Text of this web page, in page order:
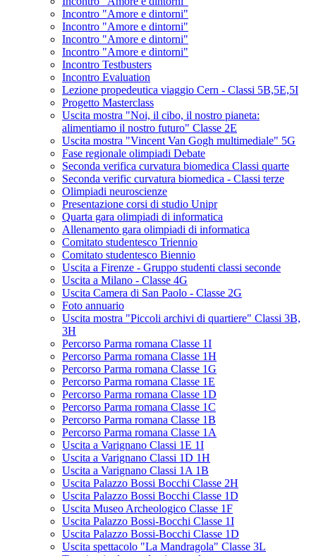
Incontro "Amore e dintorni"
Incontro "Amore e dintorni"
Incontro "Amore e dintorni"
Incontro "Amore e dintorni"
Incontro Testbusters
Incontro Evaluation
Lezione propedeutica viaggio Cern - Classi 5B,5E,5I
Progetto Masterclass
Uscita mostra "Noi, il cibo, il nostro pianeta:
alimentiamo il nostro futuro" Classe 2E
Uscita mostra "Vincent Van Gogh multimediale" 5G
Fase regionale olimpiadi Debate
Seconda verifica curvatura biomedica Classi quarte
Seconda verific curvatura biomedica - Classi terze
Olimpiadi neuroscienze
Presentazione corsi di studio Unipr
Quarta gara olimpiadi di informatica
Allenamento gara olimpiadi di informatica
Comitato studentesco Triennio
Comitato studentesco Biennio
Uscita a Firenze - Gruppo studenti classi seconde
Uscita a Milano - Classe 4G
Uscita Camera di San Paolo - Classe 2G
Foto annuario
Uscita mostra "Piccoli archivi di quartiere" Classi 3B,
3H
Percorso Parma romana Classe 1I
Percorso Parma romana Classe 1H
Percorso Parma romana Classe 1G
Percorso Parma romana Classe 1E
Percorso Parma romana Classe 1D
Percorso Parma romana Classe 1C
Percorso Parma romana Classe 1B
Percorso Parma romana Classe 1A
Uscita a Varignano Classi 1E 1I
Uscita a Varignano Classi 1D 1H
Uscita a Varignano Classi 1A 1B
Uscita Palazzo Bossi Bocchi Classe 2H
Uscita Palazzo Bossi Bocchi Classe 1D
Uscita Museo Archeologico Classe 1F
Uscita Palazzo Bossi-Bocchi Classe 1I
Uscita Palazzo Bossi-Bocchi Classe 1D
Uscita spettacolo "La Mandragola" Classe 3L